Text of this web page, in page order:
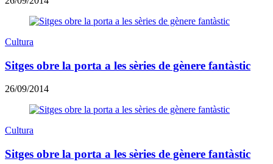
Cultura
Sitges obre la porta a les sèries de gènere fantàstic
26/09/2014
Cultura
Sitges obre la porta a les sèries de gènere fantàstic